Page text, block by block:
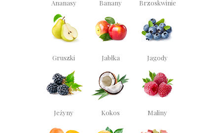
Ananasy Banany Brzoskwinie
Gruszki Jabłka Jagody
Jeżyny Kokos Maliny